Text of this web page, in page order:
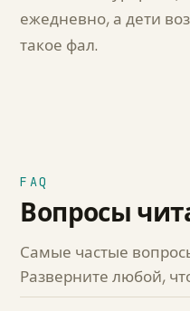
ежедневно, а дети
такое фал.
FAQ
Вопросы
Самые частые
Разверните любой,